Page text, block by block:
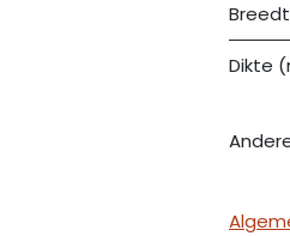
Dikte